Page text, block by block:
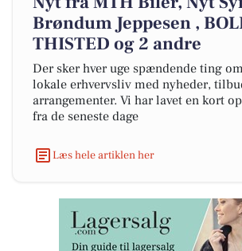
Brøndum Jeppesen ,
THISTED og 2 andre
Der sker hver uge spændende ting
lokale erhvervsliv med nyheder,
arrangementer. Vi har lavet en kort
fra de seneste dage
Læs hele artiklen her